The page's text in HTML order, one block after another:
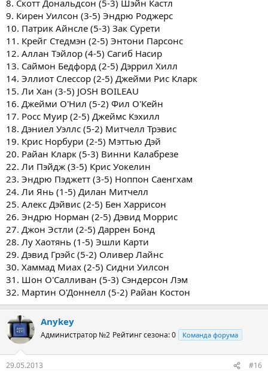
8. Скотт Дональдсон (5-3) Шэйн Кастл
9. Кирен Уилсон (3-5) Эндрю Роджерс
10. Патрик Айнсле (5-3) Зак Сурети
11. Крейг Стедмэн (2-5) Энтони Парсонс
12. Аллан Тэйлор (4-5) Сагиб Насир
13. Саймон Бедфорд (2-5) Дэррил Хилл
14. Эллиот Слессор (2-5) Джейми Рис Кларк
15. Ли Хан (3-5) JOSH BOILEAU
16. Джейми О'Нил (5-2) Фил О'Кейн
17. Росс Муир (2-5) Джеймс Кэхилл
18. Дэниел Уэллс (5-2) Митчелл Трэвис
19. Крис Норбури (2-5) Мэттью Дэй
20. Райан Кларк (5-3) Винни Калабрезе
22. Ли Пэйдж (3-5) Крис Уокелин
23. Эндрю Пэджетт (3-5) Ноппон Саенгхам
24. Ли Янь (1-5) Дилан Митчелл
25. Алекс Дэйвис (2-5) Бен Харрисон
26. Эндрю Норман (2-5) Дэвид Моррис
27. Джон Эстли (2-5) Даррен Бонд
28. Лу Хаотянь (1-5) Эшли Карти
29. Дэвид Грэйс (5-2) Оливер Лайнс
30. Хаммад Миах (2-5) Сидни Уилсон
31. Шон О'Салливан (5-3) Сэндерсон Лэм
32. Мартин О'Доннелл (5-2) Райан Костон
Anykey
Администратор №2 Рейтинг сезона: 0 Команда форума
29.05.2013 #16